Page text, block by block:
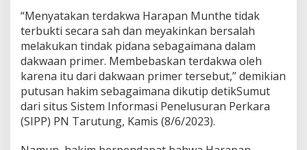
T
a
p
d
i
V
o
n
i
“Menyatakan terdakwa Harapan Munthe tidak
terbukti secara sah dan meyakinkan bersalah
melakukan tindak pidana sebagaimana dalam
dakwaan primer. Membebaskan terdakwa oleh
karena itu dari dakwaan primer tersebut,” demikian
putusan hakim sebagaimana dikutip detikSumut
dari situs Sistem Informasi Penelusuran Perkara
(SIPP) PN Tarutung, Kamis (8/6/2023).